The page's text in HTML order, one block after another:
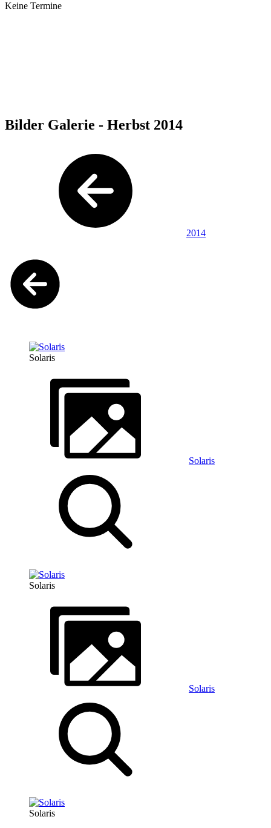
Keine Termine
Bilder Galerie - Herbst 2014
2014
Solaris
Solaris
Solaris
Solaris
Solaris